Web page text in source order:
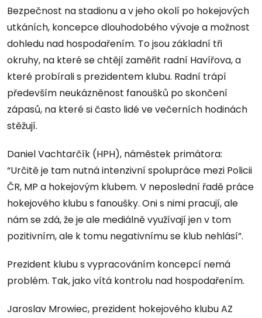
Bezpečnost na stadionu a v jeho okolí po hokejových
utkáních, koncepce dlouhodobého vývoje a možnost
dohledu nad hospodařením. To jsou základní tři
okruhy, na které se chtějí zaměřit radní Havířova, a
které probírali s prezidentem klubu. Radní trápí
především neukázněnost fanoušků po skončení
zápasů, na které si často lidé ve večerních hodinách
stěžují.
Daniel Vachtarčík (HPH), náměstek primátora:
“Určitě je tam nutná intenzivní spolupráce mezi Policii
ČR, MP a hokejovým klubem. V neposlední řadě práce
hokejového klubu s fanoušky. Oni s nimi pracují, ale
nám se zdá, že je ale mediálně využívají jen v tom
pozitivním, ale k tomu negativnímu se klub nehlásí”.
Prezident klubu s vypracováním koncepcí nemá
problém. Tak, jako vítá kontrolu nad hospodařením.
Jaroslav Mrowiec, prezident hokejového klubu AZ